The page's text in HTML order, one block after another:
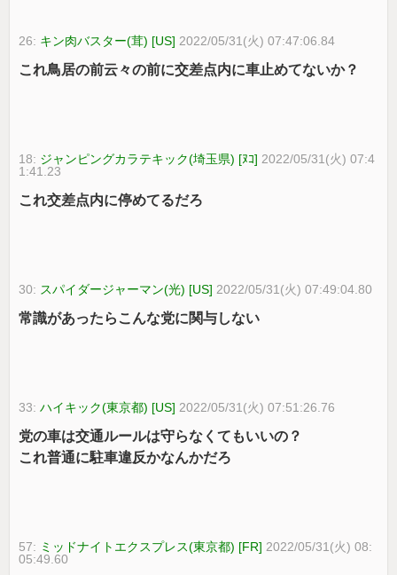
26: キン肉バスター(茸) [US] 2022/05/31(火) 07:47:06.84
これ鳥居の前云々の前に交差点内に車止めてないか？
18: ジャンピングカラテキック(埼玉県) [ﾇｺ] 2022/05/31(火) 07:4
1:41.23
これ交差点内に停めてるだろ
30: スパイダージャーマン(光) [US] 2022/05/31(火) 07:49:04.80
常識があったらこんな党に関与しない
33:ハイキック(東京都) [US] 2022/05/31(火) 07:51:26.76
党の車は交通ルールは守らなくてもいいの？
これ普通に駐車違反かなんかだろ
57: ミッドナイトエクスプレス(東京都) [FR] 2022/05/31(火) 08:
05:49.60